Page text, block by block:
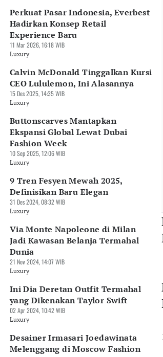
Perkuat Pasar Indonesia, Everbest
Hadirkan Konsep Retail
Experience Baru
11 Mar 2026, 16:18 WIB
Luxury
Calvin McDonald Tinggalkan Kursi
CEO Lululemon, Ini Alasannya
15 Des 2025, 14:35 WIB
Luxury
Buttonscarves Mantapkan
Ekspansi Global Lewat Dubai
Fashion Week
10 Sep 2025, 12:06 WIB
Luxury
9 Tren Fesyen Mewah 2025,
Definisikan Baru Elegan
31 Des 2024, 08:32 WIB
Luxury
Via Monte Napoleone di Milan
Jadi Kawasan Belanja Termahal
Dunia
21 Nov 2024, 14:07 WIB
Luxury
Ini Dia Deretan Outfit Termahal
yang Dikenakan Taylor Swift
02 Apr 2024, 10:42 WIB
Luxury
Desainer Irmasari Joedawinata
Melenggang di Moscow Fashion